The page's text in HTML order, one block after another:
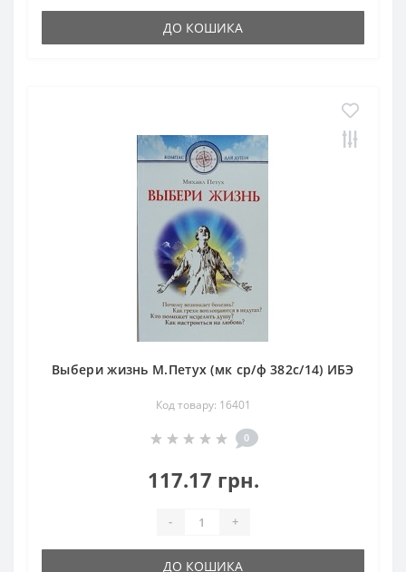
ДО КОШИКА
Выбери жизнь М.Петух (мк ср/ф 382с/14) ИБЭ
Код товару: 16401
0
117.17 грн.
- +
ДО КОШИКА